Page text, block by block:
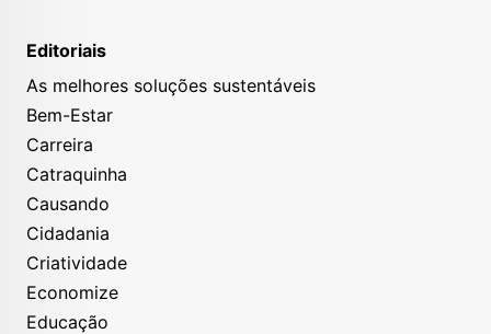
Editoriais
As melhores soluções sustentáveis
Bem-Estar
Carreira
Catraquinha
Causando
Cidadania
Criatividade
Economize
Educação